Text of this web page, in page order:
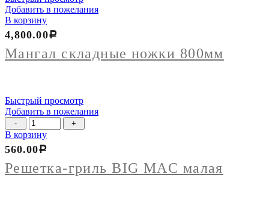
Добавить в пожелания
В корзину
Мангал складные ножки 800мм
4,800.00Р
Быстрый просмотр
Добавить в пожелания
Количество
товара
Решетка-
гриль
BIG
MAC
В корзину
Решетка-гриль BIG MAC малая
560.00Р